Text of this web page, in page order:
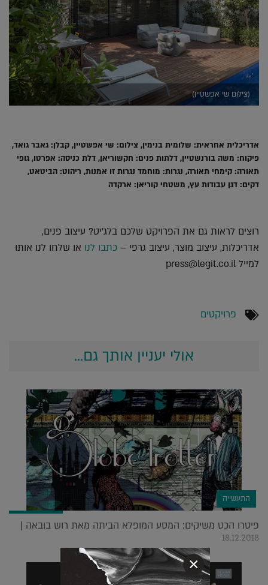
(צילום שי אפשטיין)
אדריכלית אחראית: שלומית בנימין, צילום: שי אפשטיין, קבלן: גאבר גואד,
פיקוח: משה בורנשטיין, דלתות פנים: חקשוריאן, דלת כניסה: אפרטו, גופי
תאורה: קימחי תאורה, נגרות: מוחמד נגרות זו אמנות, ריהוט: הביטאט,
דקים: דגן עבודות עץ, משטחי קוריאן: ארקדה
רוצים לראות גם את הפרויקט שלכם בלג'יט? עיצוב פנים,
אדריכלות, עיצוב מוצר, עיצוב גרפי – כתבו לנו או שלחו לנו אותו
למייל press@legit.co.il
פרויקטים
אולי יעניין אותך גם...
התעשייה
פיטרו הכט משיקים: המסע המופלא הביתה מאת רוש בובאה |
18.12.2018
×